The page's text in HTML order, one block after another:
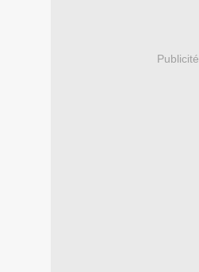
Publicité